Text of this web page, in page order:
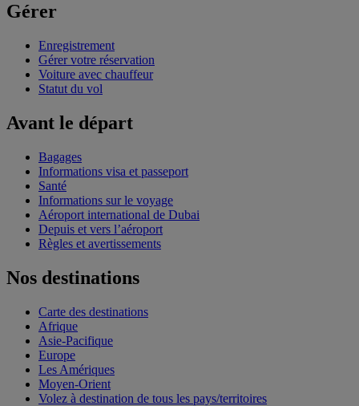
Gérer
Enregistrement
Gérer votre réservation
Voiture avec chauffeur
Statut du vol
Avant le départ
Bagages
Informations visa et passeport
Santé
Informations sur le voyage
Aéroport international de Dubai
Depuis et vers l’aéroport
Règles et avertissements
Nos destinations
Carte des destinations
Afrique
Asie-Pacifique
Europe
Les Amériques
Moyen-Orient
Volez à destination de tous les pays/territoires